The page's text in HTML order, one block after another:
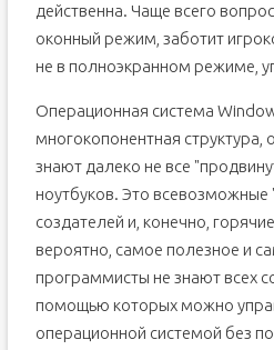
действенна. Чаще всего
оконный режим, заботит
не в полноэкранном режиме,
Операционная система
многокопонентная структура,
знают далеко не все
ноутбуков. Это всевозможные
создателей и, конечно,
вероятно, самое полезное и
программисты не знают всех
помощью которых можно
операционной системой без